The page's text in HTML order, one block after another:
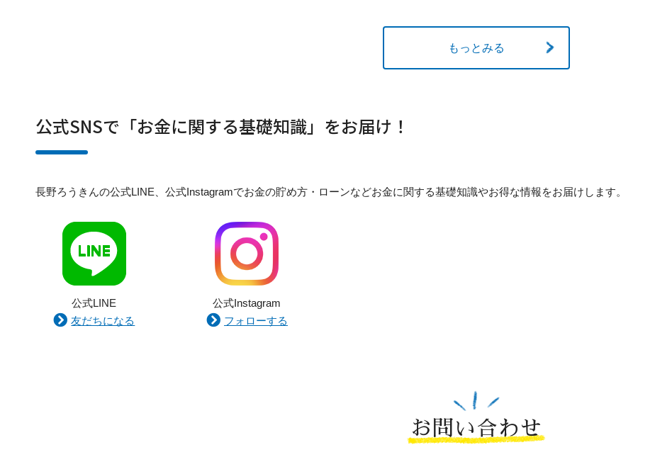
もっとみる
公式SNSで「お金に関する基礎知識」をお届け！
長野ろうきんの公式LINE、公式Instagramでお金の貯め方・ローンなどお金に関する基礎知識やお得な情報をお届けします。
公式LINE
友だちになる
公式Instagram
フォローする
お問い合わせ